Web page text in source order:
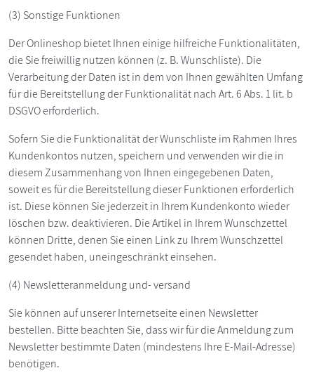
(3) Sonstige Funktionen
Der Onlineshop bietet Ihnen einige hilfreiche Funktionalitäten,
die Sie freiwillig nutzen können (z. B. Wunschliste). Die
Verarbeitung der Daten ist in dem von Ihnen gewählten Umfang
für die Bereitstellung der Funktionalität nach Art. 6 Abs. 1 lit. b
DSGVO erforderlich.
Sofern Sie die Funktionalität der Wunschliste im Rahmen Ihres
Kundenkontos nutzen, speichern und verwenden wir die in
diesem Zusammenhang von Ihnen eingegebenen Daten,
soweit es für die Bereitstellung dieser Funktionen erforderlich
ist. Diese können Sie jederzeit in Ihrem Kundenkonto wieder
löschen bzw. deaktivieren. Die Artikel in Ihrem Wunschzettel
können Dritte, denen Sie einen Link zu Ihrem Wunschzettel
gesendet haben, uneingeschränkt einsehen.
(4) Newsletteranmeldung und- versand
Sie können auf unserer Internetseite einen Newsletter
bestellen. Bitte beachten Sie, dass wir für die Anmeldung zum
Newsletter bestimmte Daten (mindestens Ihre E-Mail-Adresse)
benötigen.